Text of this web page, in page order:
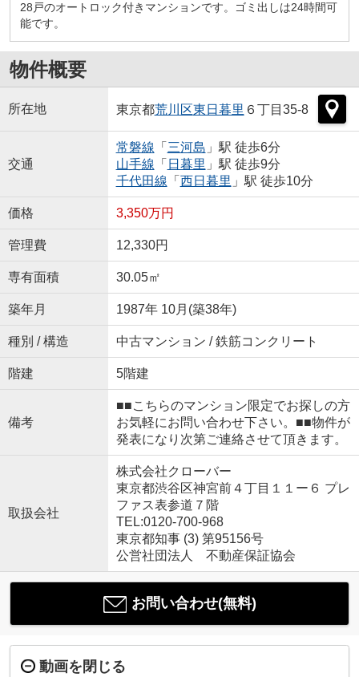
28戸のオートロック付きマンションです。ゴミ出しは24時間可
能です。
物件概要
所在地 東京都荒川区東日暮里 ６丁目35-8
交通
常磐線 「 三河島 」駅 徒歩6分
山手線 「 日暮里 」駅 徒歩9分
千代田線 「 西日暮里 」駅 徒歩10分
価格 3,350万円
管理費 12,330円
専有面積 30.05㎡
築年月 1987年 10月(築38年)
種別 / 構造 中古マンション / 鉄筋コンクリート
階建 5階建
備考
■■こちらのマンション限定でお探しの方
お気軽にお問い合わせ下さい。■■物件が
発表になり次第ご連絡させて頂きます。
取扱会社
株式会社クローバー
東京都渋谷区神宮前４丁目１１ー６ プレ
ファス表参道７階
TEL:0120-700-968
東京都知事 (3) 第95156号
公営社団法人 不動産保証協会
お問い合わせ(無料)
動画を閉じる